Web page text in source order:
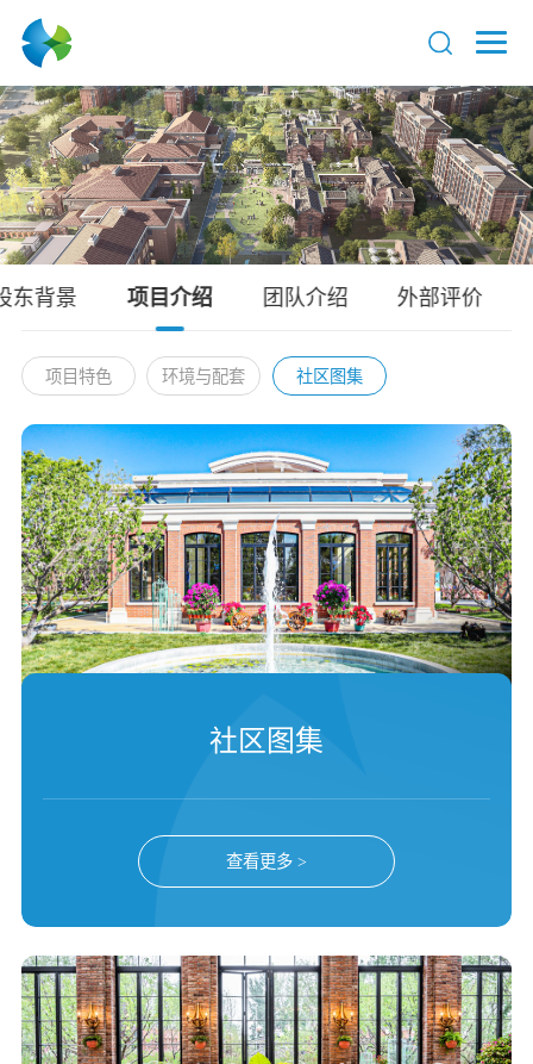
东背景 项目介绍 团队介绍 外部评价
项目特色 环境与配套 社区图集
社区图集
查看更多 >